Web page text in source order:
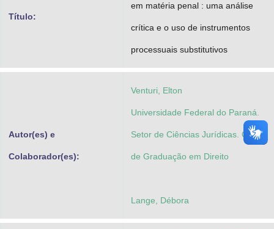
Título:
em matéria penal : uma análise
crítica e o uso de instrumentos
processuais substitutivos
Autor(es) e
Colaborador(es):
Venturi, Elton
Universidade Federal do Paraná.
Setor de Ciências Jurídicas. Curso
de Graduação em Direito
Lange, Débora